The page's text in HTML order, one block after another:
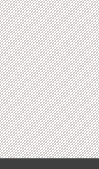
話題のチャット
店舗運営者にど
立つのか？